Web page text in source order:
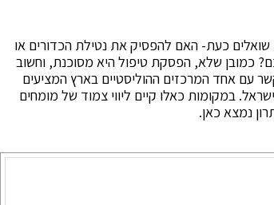
כעת- האם להפסיק את נטילת הכדורים או
כמובן שלא, הפסקת טיפול היא מסוכנת, וחשוב
עם אחד המרכזים ההוליסטיים בארץ המציעים
במקומות כאלו קיים ליווי צמוד של מומחים
נמצא כאן.